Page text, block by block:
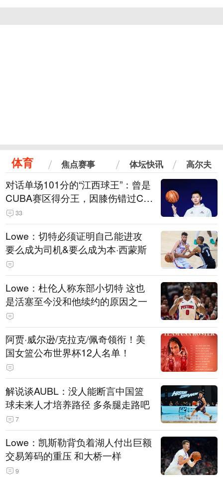
体育 焦点赛事 体坛快讯 高尔夫
对话单场101分的“江西球王”：曾是
CUBA赛区得分王，因膝伤错过CB
A选秀
33
Lowe：切特必须证明自己能进攻
要么成为司机&要么成为本·西蒙斯
Lowe：杜伦人称东部小切特 这也
是活塞至今没和他续约的原因之一
阿贾·威尔逊/克拉克/佩奇领衔！美
国女篮公布世界杯12人名单！
解说谈AUBL：没人能断言中国篮
球未来人才培养路径 多条腿走路吧
7
Lowe：凯斯勒背负着湖人付出巨额
交易筹码的重压 和大桥一样
9